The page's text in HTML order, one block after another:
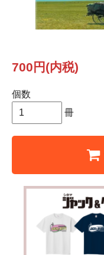
700円(内税)
個数
冊